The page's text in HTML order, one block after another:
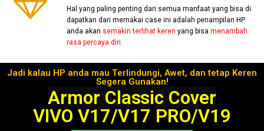
Hal yang paling penting dari semua manfaat yang bisa di
dapatkan dari memakai case ini adalah penampilan HP
anda akan semakin terlihat keren yang bisamenambah
rasa percaya diri.
Jadi kalau HP anda mau Terlindungi, Awet, dan tetap Keren
Segera Gunakan!
Armor Classic Cover
VIVO V17/V17 PRO/V19